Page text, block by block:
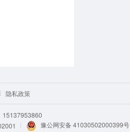
隐私政策
豫公网安备 41030502000399号